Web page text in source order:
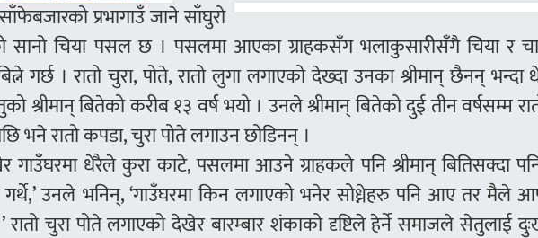
प्रभागाउँ जाने साँघुरो
सानो चिया पसल छ । पसलमा आएका ग्राहकसँग भलाकुसारीसँगै चिया र
गर्छ । रातो चुरा, पोते, रातो लुगा लगाएको देख्दा उनका श्रीमान् छैनन् भन्दा
श्रीमान् बितेको करीब १३ वर्ष भयो । उनले श्रीमान् बितेको दुई तीन वर्षसम्म
भने रातो कपडा, चुरा पोते लगाउन छोडिनन् ।
गाउँघरमा धेरैले कुरा काटे, पसलमा आउने ग्राहकले पनि श्रीमान् बितिसक्दा
गर्थे,’ उनले भनिन्, ‘गाउँघरमा किन लगाएको भनेर सोध्नेहरु पनि आए तर मैले
रातो चुरा पोते लगाएको देखेर बारम्बार शंकाको दृष्टिले हेर्ने समाजले सेतुलाई